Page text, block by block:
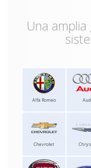
Una
Alfa Romeo
Chevrolet